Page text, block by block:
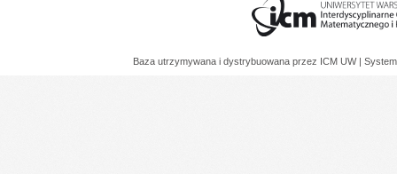
Baza utrzymywana i dystrybuowana przez ICM UW |